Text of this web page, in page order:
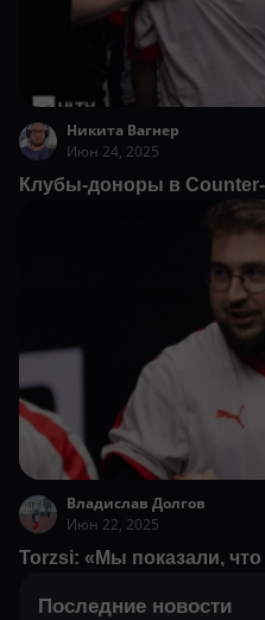
Никита Вагнер
Июн 24, 2025
Клубы-доноры в
Владислав Долгов
Июн 22, 2025
Torzsi: «Мы показали,
Последние новости